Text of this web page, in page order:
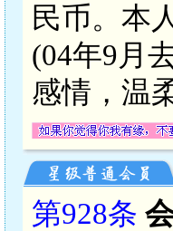
民币。本
(04年9月
感情，温
第928条